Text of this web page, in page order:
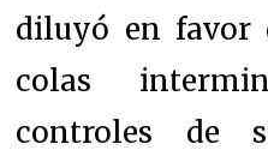
diluyó en favor
colas
controles de